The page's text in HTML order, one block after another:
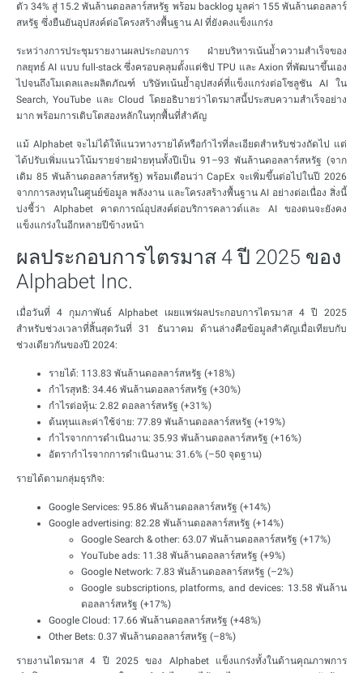
ตัว 34% สู่ 15.2 พันล้านดอลลาร์สหรัฐ พร้อม backlog มูลค่า 155 พันล้านดอลลาร์
สหรัฐ ซึ่งยืนยันอุปสงค์ต่อโครงสร้างพื้นฐาน AI ที่ยังคงแข็งแกร่ง
ระหว่างการประชุมรายงานผลประกอบการ ฝ่ายบริหารเน้นย้ำความสำเร็จของ
กลยุทธ์ AI แบบ full-stack ซึ่งครอบคลุมตั้งแต่ชิป TPU และ Axion ที่พัฒนาขึ้นเอง
ไปจนถึงโมเดลและผลิตภัณฑ์ บริษัทเน้นย้ำอุปสงค์ที่แข็งแกร่งต่อโซลูชัน AI ใน
Search, YouTube และ Cloud โดยอธิบายว่าไตรมาสนี้ประสบความสำเร็จอย่าง
มาก พร้อมการเติบโตสองหลักในทุกพื้นที่สำคัญ
แม้ Alphabet จะไม่ได้ให้แนวทางรายได้หรือกำไรที่ละเอียดสำหรับช่วงถัดไป แต่
ได้ปรับเพิ่มแนวโน้มรายจ่ายฝ่ายทุนทั้งปีเป็น 91–93 พันล้านดอลลาร์สหรัฐ (จาก
เดิม 85 พันล้านดอลลาร์สหรัฐ) พร้อมเตือนว่า CapEx จะเพิ่มขึ้นต่อไปในปี 2026
จากการลงทุนในศูนย์ข้อมูล พลังงาน และโครงสร้างพื้นฐาน AI อย่างต่อเนื่อง สิ่งนี้
บ่งชี้ว่า Alphabet คาดการณ์อุปสงค์ต่อบริการคลาวด์และ AI ของตนจะยังคง
แข็งแกร่งในอีกหลายปีข้างหน้า
ผลประกอบการไตรมาส 4 ปี 2025 ของ
Alphabet Inc.
เมื่อวันที่ 4 กุมภาพันธ์ Alphabet เผยแพร่ผลประกอบการไตรมาส 4 ปี 2025
สำหรับช่วงเวลาที่สิ้นสุดวันที่ 31 ธันวาคม ด้านล่างคือข้อมูลสำคัญเมื่อเทียบกับ
ช่วงเดียวกันของปี 2024:
รายได้: 113.83 พันล้านดอลลาร์สหรัฐ (+18%)
กำไรสุทธิ: 34.46 พันล้านดอลลาร์สหรัฐ (+30%)
กำไรต่อหุ้น: 2.82 ดอลลาร์สหรัฐ (+31%)
ต้นทุนและค่าใช้จ่าย: 77.89 พันล้านดอลลาร์สหรัฐ (+19%)
กำไรจากการดำเนินงาน: 35.93 พันล้านดอลลาร์สหรัฐ (+16%)
อัตรากำไรจากการดำเนินงาน: 31.6% (–50 จุดฐาน)
รายได้ตามกลุ่มธุรกิจ:
Google Services: 95.86 พันล้านดอลลาร์สหรัฐ (+14%)
Google advertising: 82.28 พันล้านดอลลาร์สหรัฐ (+14%)
Google Search & other: 63.07 พันล้านดอลลาร์สหรัฐ (+17%)
YouTube ads: 11.38 พันล้านดอลลาร์สหรัฐ (+9%)
Google Network: 7.83 พันล้านดอลลาร์สหรัฐ (–2%)
Google subscriptions, platforms, and devices: 13.58 พันล้าน
ดอลลาร์สหรัฐ (+17%)
Google Cloud: 17.66 พันล้านดอลลาร์สหรัฐ (+48%)
Other Bets: 0.37 พันล้านดอลลาร์สหรัฐ (–8%)
รายงานไตรมาส 4 ปี 2025 ของ Alphabet แข็งแกร่งทั้งในด้านคุณภาพการ